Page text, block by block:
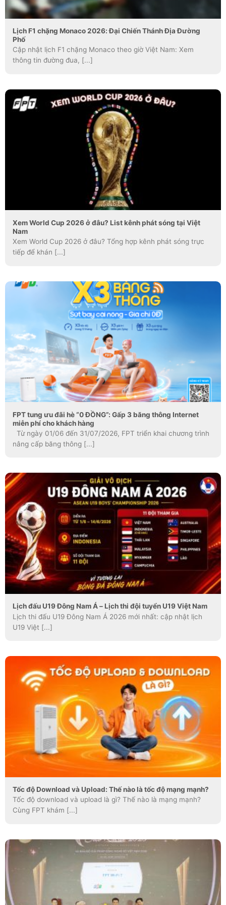
Lịch F1 chặng Monaco 2026: Đại Chiến Thánh Địa Đường
Phố
Cập nhật lịch F1 chặng Monaco theo giờ Việt Nam: Xem
thông tin đường đua, [...]
Xem World Cup 2026 ở đâu? List kênh phát sóng tại Việt
Nam
Xem World Cup 2026 ở đâu? Tổng hợp kênh phát sóng trực
tiếp để khán [...]
FPT tung ưu đãi hè “0 ĐỒNG”: Gấp 3 băng thông Internet
miễn phí cho khách hàng
Từ ngày 01/06 đến 31/07/2026, FPT triển khai chương trình
nâng cấp băng thông [...]
Lịch đấu U19 Đông Nam Á – Lịch thi đội tuyển U19 Việt Nam
Lịch thi đấu U19 Đông Nam Á 2026 mới nhất: cập nhật lịch
U19 Việt [...]
Tốc độ Download và Upload: Thế nào là tốc độ mạng mạnh?
Tốc độ download và upload là gì? Thế nào là mạng mạnh?
Cùng FPT khám [...]